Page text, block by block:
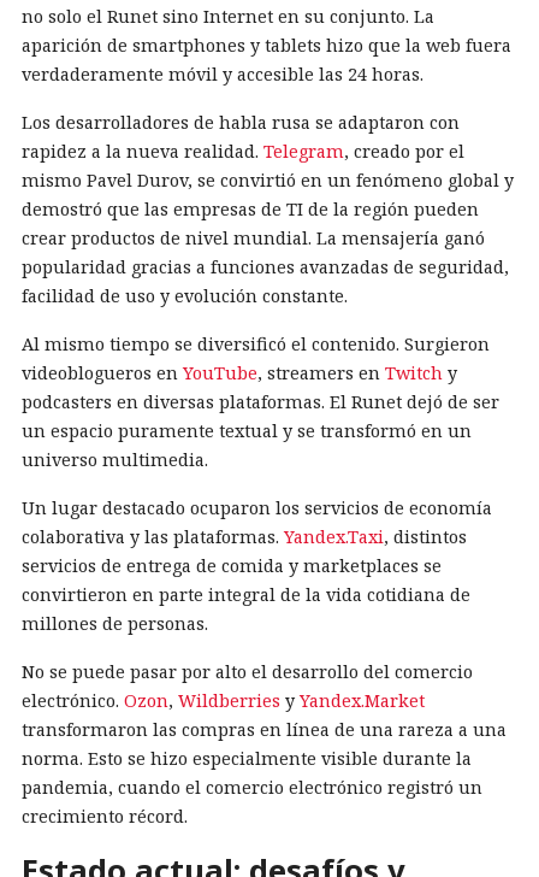
no solo el Runet sino Internet en su conjunto. La
aparición de smartphones y tablets hizo que la web fuera
verdaderamente móvil y accesible las 24 horas.
Los desarrolladores de habla rusa se adaptaron con
rapidez a la nueva realidad. Telegram, creado por el
mismo Pavel Durov, se convirtió en un fenómeno global y
demostró que las empresas de TI de la región pueden
crear productos de nivel mundial. La mensajería ganó
popularidad gracias a funciones avanzadas de seguridad,
facilidad de uso y evolución constante.
Al mismo tiempo se diversificó el contenido. Surgieron
videoblogueros enYouTube, streamers en Twitch y
podcasters en diversas plataformas. El Runet dejó de ser
un espacio puramente textual y se transformó en un
universo multimedia.
Un lugar destacado ocuparon los servicios de economía
colaborativa y las plataformas.Yandex.Taxi, distintos
servicios de entrega de comida y marketplaces se
convirtieron en parte integral de la vida cotidiana de
millones de personas.
No se puede pasar por alto el desarrollo del comercio
electrónico. Ozon, Wildberries yYandex.Market
transformaron las compras en línea de una rareza a una
norma. Esto se hizo especialmente visible durante la
pandemia, cuando el comercio electrónico registró un
crecimiento récord.